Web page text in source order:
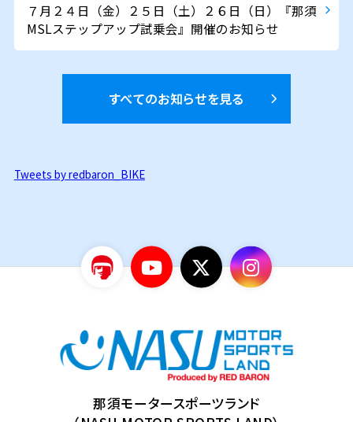
７月２４日（金）２５日（土）２６日（日）『那須
MSLステップアップ試乗会』開催のお知らせ
すべてのお知らせを見る
Tweets by redbaron_BIKE
那須モータースポーツランド